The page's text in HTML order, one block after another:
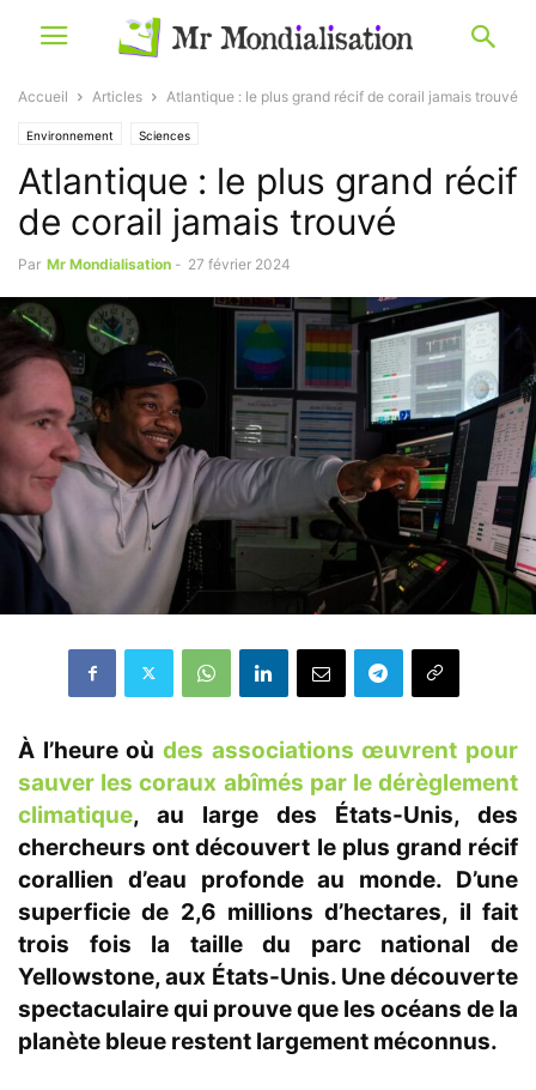
Accueil Articles Atlantique : le plus grand récif de corail jamais trouvé
Environnement Sciences
Atlantique : le plus grand récif
de corail jamais trouvé
Par Mr Mondialisation - 27 février 2024
À l’heure où des associations œuvrent pour
sauver les coraux abîmés par le dérèglement
climatique, au large des États-Unis, des
chercheurs ont découvert le plus grand récif
corallien d’eau profonde au monde. D’une
superficie de 2,6 millions d’hectares, il fait
trois fois la taille du parc national de
Yellowstone, aux États-Unis. Une découverte
spectaculaire qui prouve que les océans de la
planète bleue restent largement méconnus.